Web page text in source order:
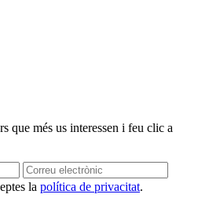
que més us interessen i feu clic a
la política de privacitat.